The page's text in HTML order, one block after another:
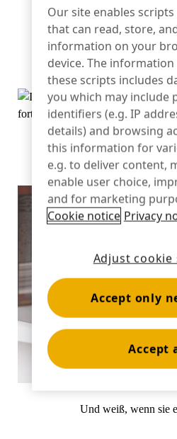
Sport und Unterhaltung
Gastgewerbe und Restaurants
Fixture Builders
Bildung
Verkaufsstelle
Tablet-Ständer
Nachrichten
Status des
Sekunden
Showcase Lock Anzeige ist
Und weiß, wenn sie
Our site enables scripts
that can read, store,
information on your
device. The
these scripts includes
you which may include
identifiers (e.g. IP
details) and browsing
this information for
e.g. to deliver content,
enable user choice,
and for marketing
Cookie notice Privacy
Adjust cookie
Accept only
Accept